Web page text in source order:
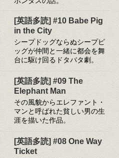
[英語多読] #10 Babe Pig
in the City
シープドッグならぬシープピ
ッグが仲間と一緒に都会を舞
台に駆け回るドタバタ劇。
[英語多読] #09 The
Elephant Man
その風貌からエレファント・
マンと呼ばれた貧しい男の生
涯を描いた作品。
[英語多読] #08 One Way
Ticket